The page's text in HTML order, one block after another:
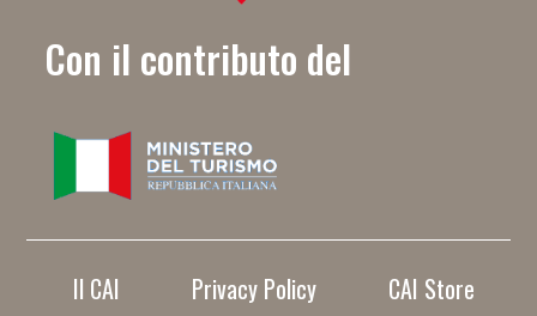
Con il contributo del
Il CAI Privacy Policy
CAI Store